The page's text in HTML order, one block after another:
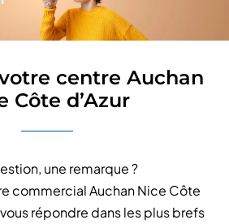
la
centre Auchan
Côte d’Azur
une remarque ?
commercial Auchan Nice Côte
vous répondre dans les plus brefs